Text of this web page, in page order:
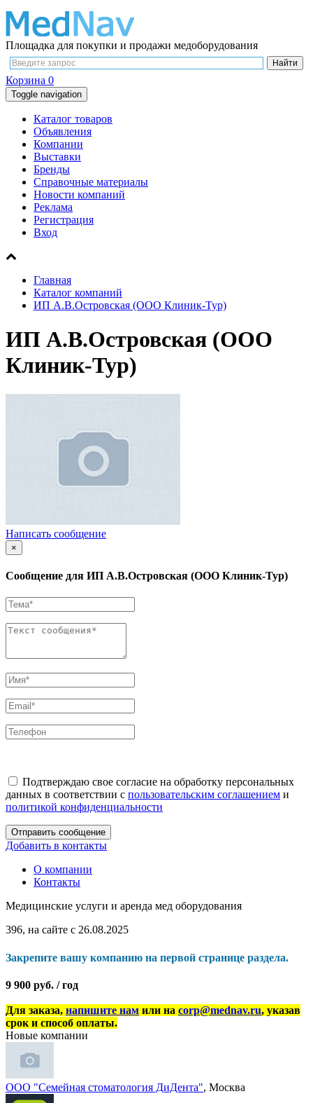
Площадка для покупки и продажи медоборудования
Корзина 0
Toggle navigation
Каталог товаров
Объявления
Компании
Выставки
Бренды
Справочные материалы
Новости компаний
Реклама
Регистрация
Вход
Главная
Каталог компаний
ИП А.В.Островская (ООО Клиник-Тур)
ИП А.В.Островская (ООО
Клиник-Тур)
Написать сообщение
×
Сообщение для ИП А.В.Островская (ООО Клиник-Тур)
Подтверждаю свое согласие на обработку персональных
данных в соответствии с пользовательским соглашением и
политикой конфиденциальности
Отправить сообщение
Добавить в контакты
О компании
Контакты
Медицинские услуги и аренда мед оборудования
396, на сайте с 26.08.2025
Закрепите вашу компанию на первой странице раздела.
9 900 руб. / год
Для заказа, напишите нам или на corp@mednav.ru, указав
срок и способ оплаты.
Новые компании
ООО "Семейная стоматология ДиДента", Москва